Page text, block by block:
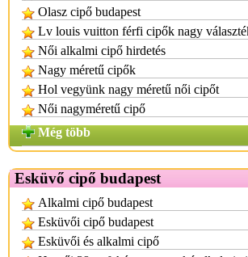
Olasz cipő budapest
Lv louis vuitton férfi cipők nagy
Női alkalmi cipő hirdetés
Nagy méretű cipők
Hol vegyünk nagy méretű női cipőt
Női nagyméretű cipő
Még több
Esküvő cipő budapest
Alkalmi cipő budapest
Esküvői cipő budapest
Esküvői és alkalmi cipő